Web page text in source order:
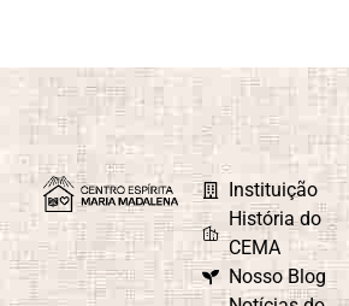
Instituição
História do
CEMA
Nosso Blog